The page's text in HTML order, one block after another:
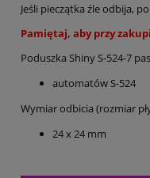
Jeśli pieczątka źle odbija,
Pamiętaj, aby przy
Poduszka Shiny S-524-7
automatów S-524
Wymiar odbicia (rozmiar
24 x 24 mm